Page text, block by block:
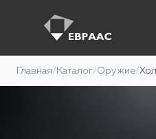
Главная/ Каталог/Оружие/